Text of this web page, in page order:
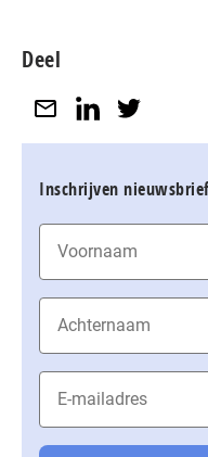
Deel
Inschrijven